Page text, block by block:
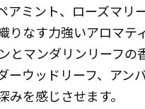
アミント、ローズマ
りなす力強いアロマ
とマンダリンリーフの
ーウッドリーフ、ア
みを感じさせます。